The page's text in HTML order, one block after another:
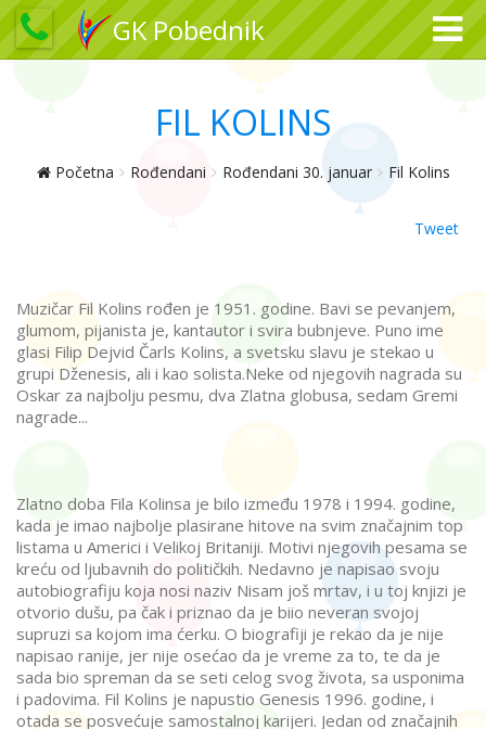
GK Pobednik
FIL KOLINS
Početna Rođendani Rođendani 30. januar Fil Kolins
Tweet
Muzičar Fil Kolins rođen je 1951. godine. Bavi se pevanjem,
glumom, pijanista je, kantautor i svira bubnjeve. Puno ime
glasi Filip Dejvid Čarls Kolins, a svetsku slavu je stekao u
grupi Dženesis, ali i kao solista.Neke od njegovih nagrada su
Oskar za najbolju pesmu, dva Zlatna globusa, sedam Gremi
nagrade...
Zlatno doba Fila Kolinsa je bilo između 1978 i 1994. godine,
kada je imao najbolje plasirane hitove na svim značajnim top
listama u Americi i Velikoj Britaniji. Motivi njegovih pesama se
kreću od ljubavnih do političkih. Nedavno je napisao svoju
autobiografiju koja nosi naziv Nisam još mrtav, i u toj knjizi je
otvorio dušu, pa čak i priznao da je biio neveran svojoj
supruzi sa kojom ima ćerku. O biografiji je rekao da je nije
napisao ranije, jer nije osećao da je vreme za to, te da je
sada bio spreman da se seti celog svog života, sa usponima
i padovima. Fil Kolins je napustio Genesis 1996. godine, i
otada se posvećuje samostalnoj karijeri. Jedan od značajnih